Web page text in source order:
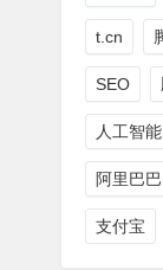
t.cn
SEO
人工智能
阿里巴巴
支付宝